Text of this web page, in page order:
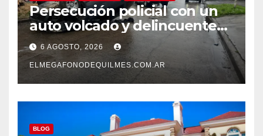
Persecución policial con un
auto volcado y delincuentes
detenidos en San Francisco
Solano
6 AGOSTO, 2026
ELMEGAFONODEQUILMES.COM.AR
BLOG